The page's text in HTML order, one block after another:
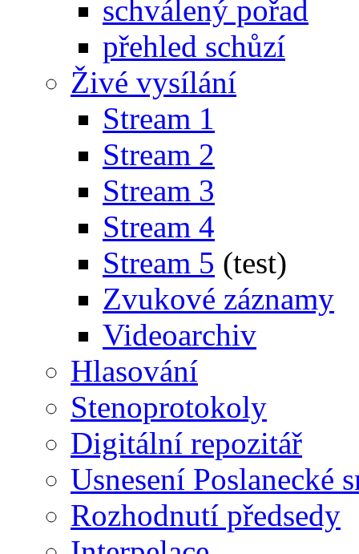
schválený pořad
přehled schůzí
Živé vysílání
Stream 1
Stream 2
Stream 3
Stream 4
Stream 5 (test)
Zvukové záznamy
Videoarchiv
Hlasování
Stenoprotokoly
Digitální repozitář
Usnesení Poslanecké
Rozhodnutí předsedy